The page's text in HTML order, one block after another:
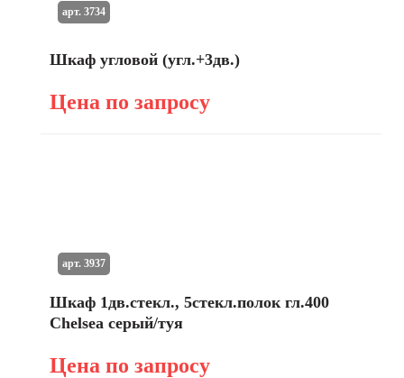
Шкаф угловой (угл.+3дв.)
Цена по запросу
арт. 3734
Шкаф 1дв.стекл., 5стекл.полок гл.400
Chelsea серый/туя
Цена по запросу
арт. 3937